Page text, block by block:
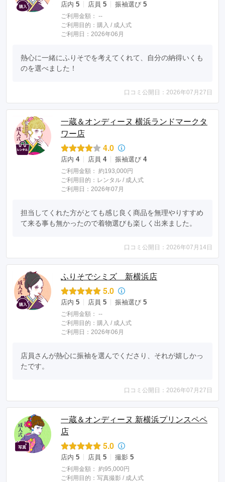
店内 5 店員 5 振袖選び 5
ご利用金額： --
ご利用目的： 購入 / 成人式
ご利用日：2026年06月
熱心に一緒にふりそでを考えてくれて、自分の納得いくも
のを選べました！
口コミ公開日：2026年07月27日
一蔵＆オンディーヌ 横浜ランドマークタ
ワー店
4.0
店内 4 店員 4 振袖選び 4
ご利用金額： 約193,000円
ご利用目的： レンタル / 成人式
ご利用日：2026年07月
担当してくれた方がとても感じ良く商品を無理やりすすめ
て来る事も無かったので着物選びも楽しく出来ました。
口コミ公開日：2026年07月14日
ふりそでシミズ 新横浜店
5.0
店内 5 店員 5 振袖選び 5
ご利用金額： --
ご利用目的： 購入 / 成人式
ご利用日：2026年06月
店員さんが熱心に振袖を選んでくださり、それが嬉しかっ
たです。
口コミ公開日：2026年07月27日
一蔵＆オンディーヌ 新横浜プリンスペペ
店
5.0
店内 5 店員 5 撮影 5
ご利用金額： 約95,000円
ご利用目的： 写真撮影 / 成人式